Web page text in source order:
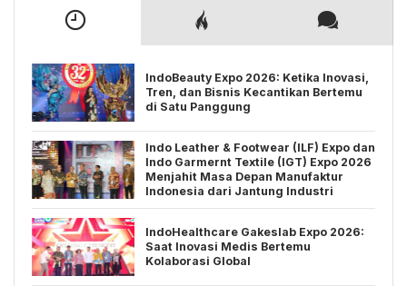
IndoBeauty Expo 2026: Ketika Inovasi,
Tren, dan Bisnis Kecantikan Bertemu
di Satu Panggung
Indo Leather & Footwear (ILF) Expo dan
Indo Garmernt Textile (IGT) Expo 2026
Menjahit Masa Depan Manufaktur
Indonesia dari Jantung Industri
IndoHealthcare Gakeslab Expo 2026:
Saat Inovasi Medis Bertemu
Kolaborasi Global